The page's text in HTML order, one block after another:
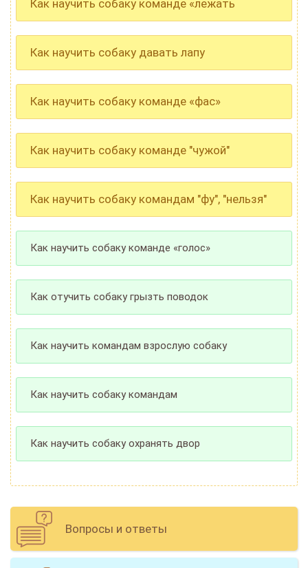
Как научить собаку команде «лежать
Как научить собаку давать лапу
Как научить собаку команде «фас»
Как научить собаку команде "чужой"
Как научить собаку командам "фу", "нельзя"
Как научить собаку команде «голос»
Как отучить собаку грызть поводок
Как научить командам взрослую собаку
Как научить собаку командам
Как научить собаку охранять двор
Вопросы и ответы